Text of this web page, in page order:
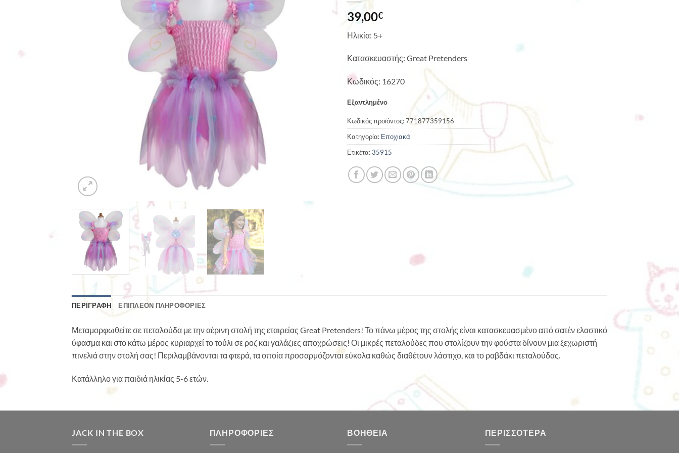
39,00€
Ηλικία: 5+
Κατασκευαστής: Great Pretenders
Κωδικός: 16270
Εξαντλημένο
Κωδικός προϊόντος:771877359156
Κατηγορία: Εποχιακά
Ετικέτα:35915
ΠΕΡΙΓΡΑΦΉ ΕΠΙΠΛΈΟΝ ΠΛΗΡΟΦΟΡΊΕΣ
Μεταμορφωθείτε σε πεταλούδα με την αέρινη στολή της εταιρείας Great Pretenders! Το πάνω μέρος της στολής είναι κατασκευασμένο από σατέν ελαστικό
ύφασμα και στο κάτω μέρος κυριαρχεί το τούλι σε ροζ και γαλάζιες αποχρώσεις! Οι μικρές πεταλούδες που στολίζουν την φούστα δίνουν μια ξεχωριστή
πινελιά στην στολή σας! Περιλαμβάνονται τα φτερά, τα οποία προσαρμόζονται εύκολα καθώς διαθέτουν λάστιχο, και το ραβδάκι πεταλούδας.
Κατάλληλο για παιδιά ηλικίας 5-6 ετών.
JACK IN THE BOX ΠΛΗΡΟΦΟΡΊΕΣ ΒΟΉΘΕΙΑ ΠΕΡΙΣΣΌΤΕΡΑ